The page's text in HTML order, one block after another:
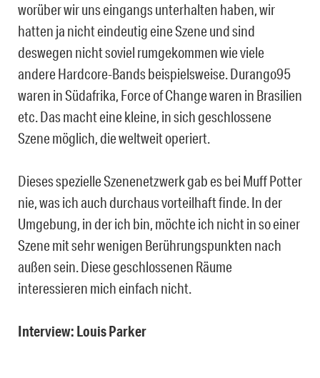
worüber wir uns eingangs unterhalten haben, wir
hatten ja nicht eindeutig eine Szene und sind
deswegen nicht soviel rumgekommen wie viele
andere Hardcore-Bands beispielsweise. Durango95
waren in Südafrika, Force of Change waren in Brasilien
etc. Das macht eine kleine, in sich geschlossene
Szene möglich, die weltweit operiert.
Dieses spezielle Szenenetzwerk gab es bei Muff Potter
nie, was ich auch durchaus vorteilhaft finde. In der
Umgebung, in der ich bin, möchte ich nicht in so einer
Szene mit sehr wenigen Berührungspunkten nach
außen sein. Diese geschlossenen Räume
interessieren mich einfach nicht.
Interview: Louis Parker